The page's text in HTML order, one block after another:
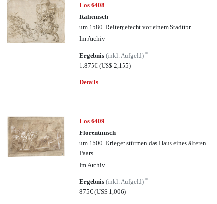
Los 6408
Italienisch
um 1580. Reitergefecht vor einem Stadttor
Im Archiv
Ergebnis(inkl. Aufgeld)*
1.875€(US$ 2,155)
Details
Los 6409
Florentinisch
um 1600. Krieger stürmen das Haus eines älteren
Paars
Im Archiv
Ergebnis(inkl. Aufgeld)*
875€(US$ 1,006)